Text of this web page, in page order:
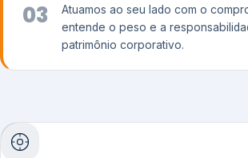
03
Atuamos ao seu lado com o
entende o peso e a
patrimônio corporativo.